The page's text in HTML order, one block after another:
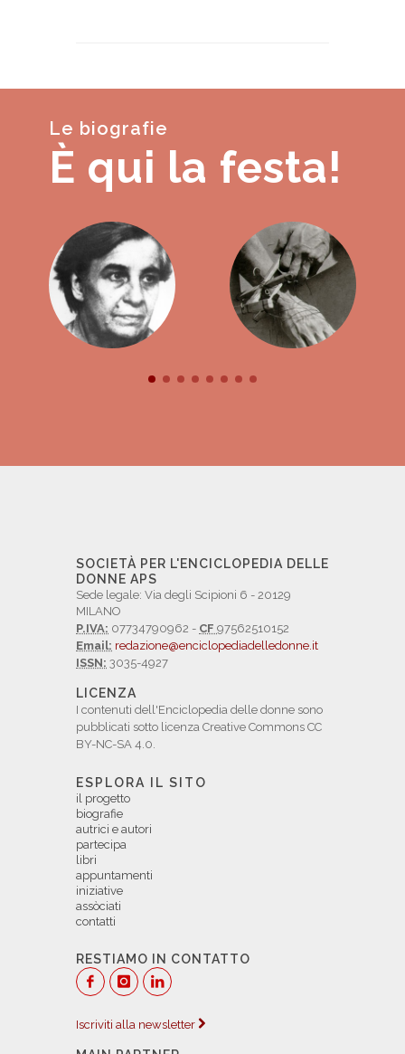
Le biografie
È qui la festa!
SOCIETÀ PER L'ENCICLOPEDIA DELLE
DONNE APS
Sede legale: Via degli Scipioni 6 - 20129
MILANO
P.IVA: 07734790962 - CF 97562510152
Email: redazione@enciclopediadelledonne.it
ISSN: 3035-4927
LICENZA
I contenuti dell'Enciclopedia delle donne sono
pubblicati sotto licenza Creative Commons CC
BY-NC-SA 4.0.
ESPLORA IL SITO
il progetto
biografie
autrici e autori
partecipa
libri
appuntamenti
iniziative
assòciati
contatti
RESTIAMO IN CONTATTO
Iscriviti alla newsletter